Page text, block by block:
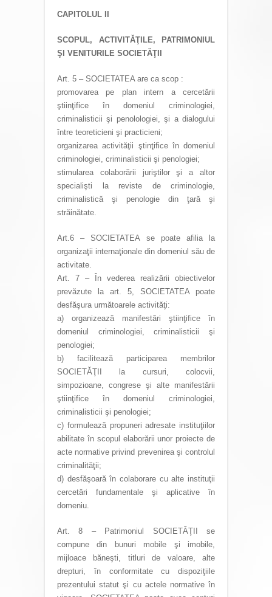
CAPITOLUL II
SCOPUL, ACTIVITĂŢILE, PATRIMONIUL
ŞI VENITURILE SOCIETĂŢII
Art. 5 – SOCIETATEA are ca scop :
promovarea pe plan intern a cercetării
ştiinţifice în domeniul criminologiei,
criminalisticii şi penolologiei, şi a dialogului
între teoreticieni şi practicieni;
organizarea activităţii ştinţifice în domeniul
criminologiei, criminalisticii şi penologiei;
stimularea colaborării juriştilor şi a altor
specialişti la reviste de criminologie,
criminalistică şi penologie din ţară şi
străinătate.
Art.6 – SOCIETATEA se poate afilia la
organizaţii internaţionale din domeniul său de
activitate.
Art. 7 – În vederea realizării obiectivelor
prevăzute la art. 5, SOCIETATEA poate
desfăşura următoarele activităţi:
a) organizează manifestări ştiinţifice în
domeniul criminologiei, criminalisticii şi
penologiei;
b) facilitează participarea membrilor
SOCIETĂŢII la cursuri, colocvii,
simpozioane, congrese şi alte manifestării
ştiinţifice în domeniul criminologiei,
criminalisticii şi penologiei;
c) formulează propuneri adresate instituţiilor
abilitate în scopul elaborării unor proiecte de
acte normative privind prevenirea şi controlul
criminalităţii;
d) desfăşoară în colaborare cu alte instituţii
cercetări fundamentale şi aplicative în
domeniu.
Art. 8 – Patrimoniul SOCIETĂŢII se
compune din bunuri mobile şi imobile,
mijloace băneşti, titluri de valoare, alte
drepturi, în conformitate cu dispoziţiile
prezentului statut şi cu actele normative în